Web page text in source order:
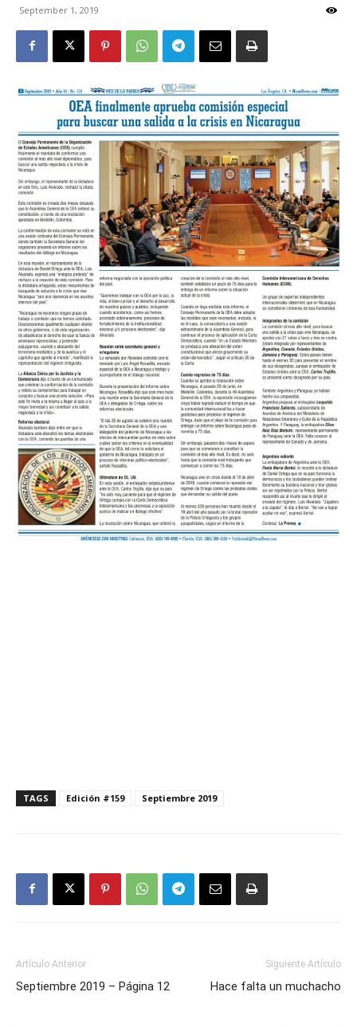
September 1, 2019
TAGS Edición #159 Septiembre 2019
Artículo Anterior
Septiembre 2019 – Página 12
Siguiente Artículo
Hace falta un muchacho